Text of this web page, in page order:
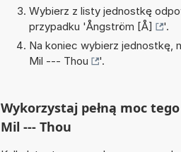
Wybierz z listy jednostkę
przypadku 'Ångström [Å]
'.
Na koniec wybierz jednostkę,
Mil --- Thou
'.
Wykorzystaj pełną moc
Mil --- Thou